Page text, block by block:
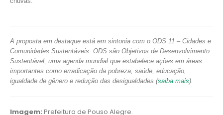
A proposta em destaque está em sintonia com o ODS 11 – Cidades e
Comunidades Sustentáveis. ODS são Objetivos de Desenvolvimento
Sustentável, uma agenda mundial que estabelece ações em áreas
importantes como erradicação da pobreza, saúde, educação,
igualdade de gênero e redução das desigualdades (saiba mais).
Imagem: Prefeitura de Pouso Alegre.